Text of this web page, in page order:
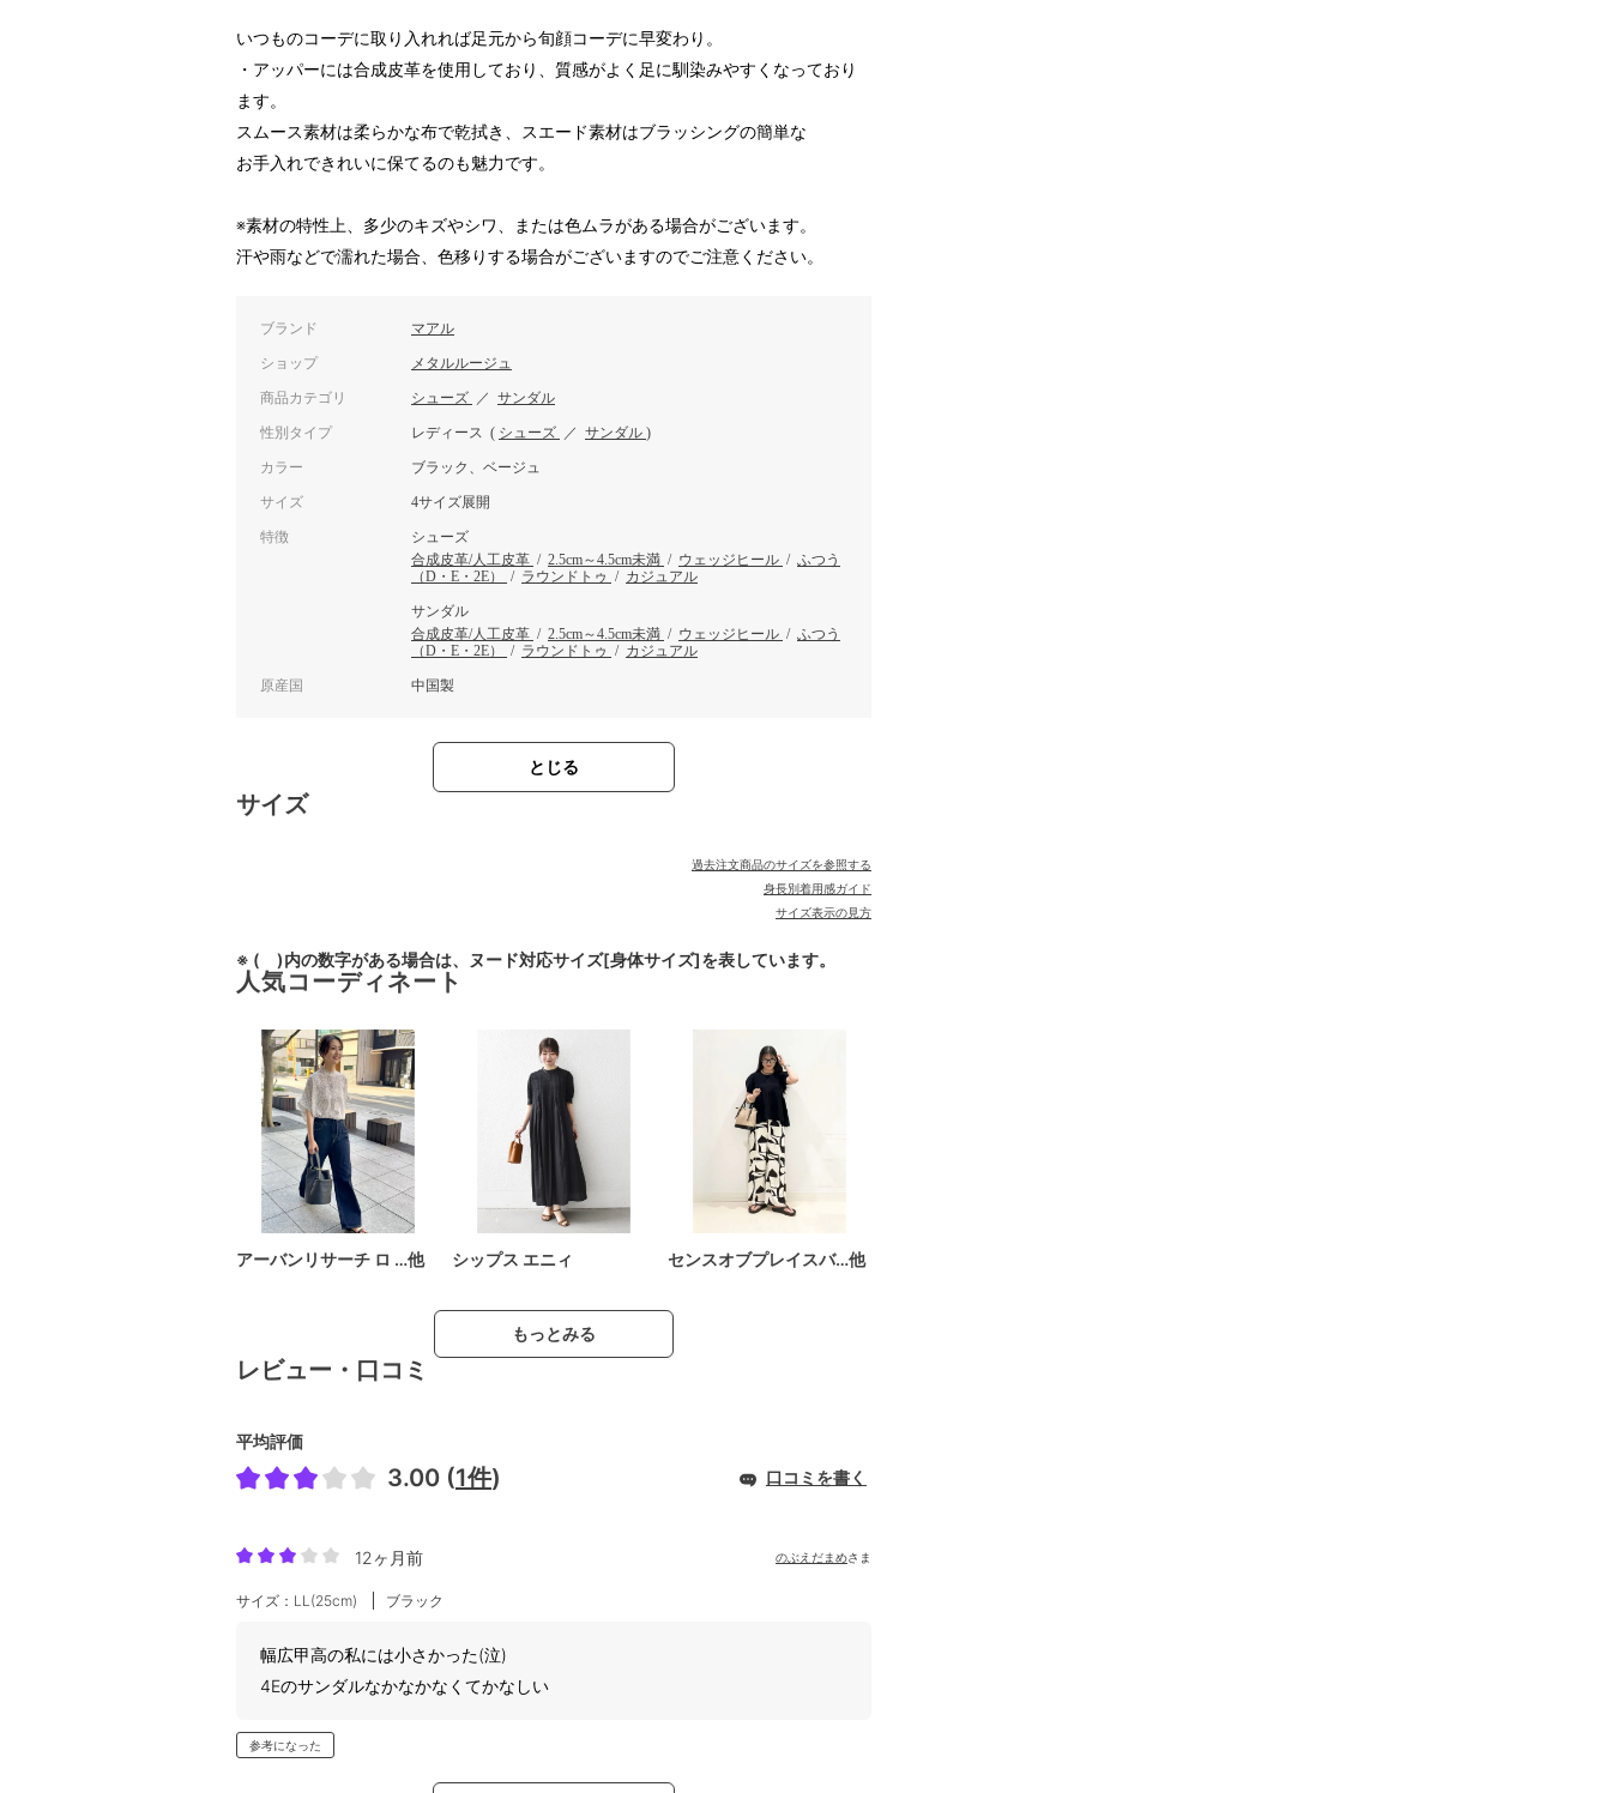
いつものコーデに取り入れれば足元から旬顔コーデに早変わり。
・アッパーには合成皮革を使用しており、質感がよく足に馴染みやすくなっており
ます。
スムース素材は柔らかな布で乾拭き、スエード素材はブラッシングの簡単な
お手入れできれいに保てるのも魅力です。
※素材の特性上、多少のキズやシワ、または色ムラがある場合がございます。
汗や雨などで濡れた場合、色移りする場合がございますのでご注意ください。
ブランド マアル
ショップ メタルルージュ
商品カテゴリ シューズ ／ サンダル
性別タイプ レディース ( シューズ ／ サンダル )
カラー ブラック、ベージュ
サイズ 4サイズ展開
特徴
シューズ
合成皮革/人工皮革 / 2.5cm～4.5cm未満 / ウェッジヒール / ふつう
（D・E・2E）
/ ラウンドトゥ / カジュアル
サンダル
合成皮革/人工皮革 / 2.5cm～4.5cm未満 / ウェッジヒール / ふつう
（D・E・2E）
/ ラウンドトゥ / カジュアル
原産国 中国製
とじる
サイズ
過去注文商品のサイズを参照する
身長別着用感ガイド
サイズ表示の見方
※ ( )内の数字がある場合は、ヌード対応サイズ[身体サイズ]を表しています。
人気コーディネート
アーバンリサーチ ロ …他 シップス エニィ センスオブプレイスバ…他
もっとみる
レビュー・口コミ
平均評価
3.00 (1件) 口コミを書く
12ヶ月前 のぶえだまめさま
サイズ：LL(25cm) ブラック
幅広甲高の私には小さかった(泣)
4Eのサンダルなかなかなくてかなしい
参考になった